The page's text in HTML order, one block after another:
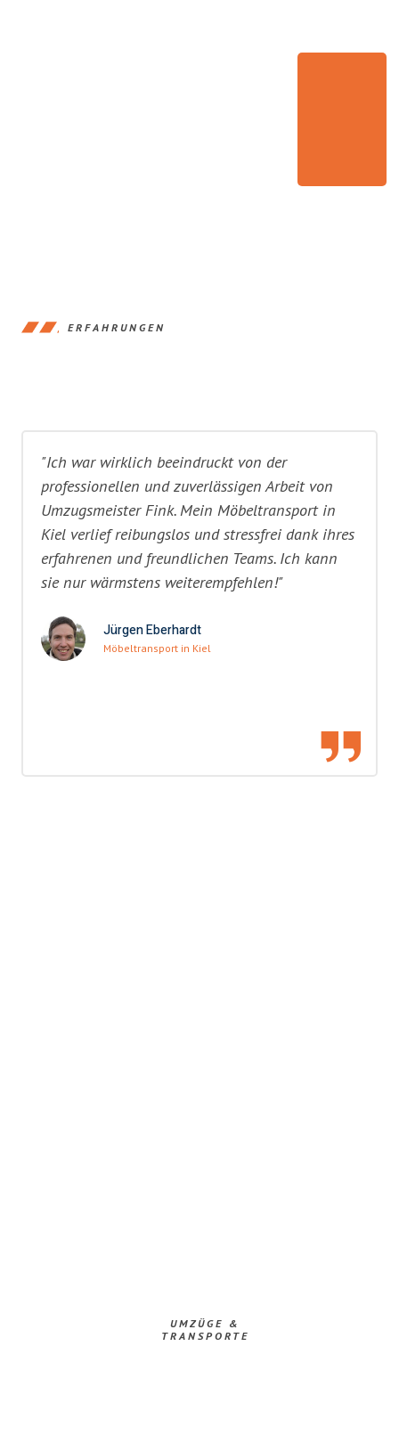
ERFAHRUNGEN
"Ich war wirklich beeindruckt von der
professionellen und zuverlässigen Arbeit von
Umzugsmeister Fink. Mein Möbeltransport in
Kiel verlief reibungslos und stressfrei dank ihres
erfahrenen und freundlichen Teams. Ich kann
sie nur wärmstens weiterempfehlen!"
Jürgen Eberhardt
Möbeltransport in Kiel
UMZÜGE &
TRANSPORTE